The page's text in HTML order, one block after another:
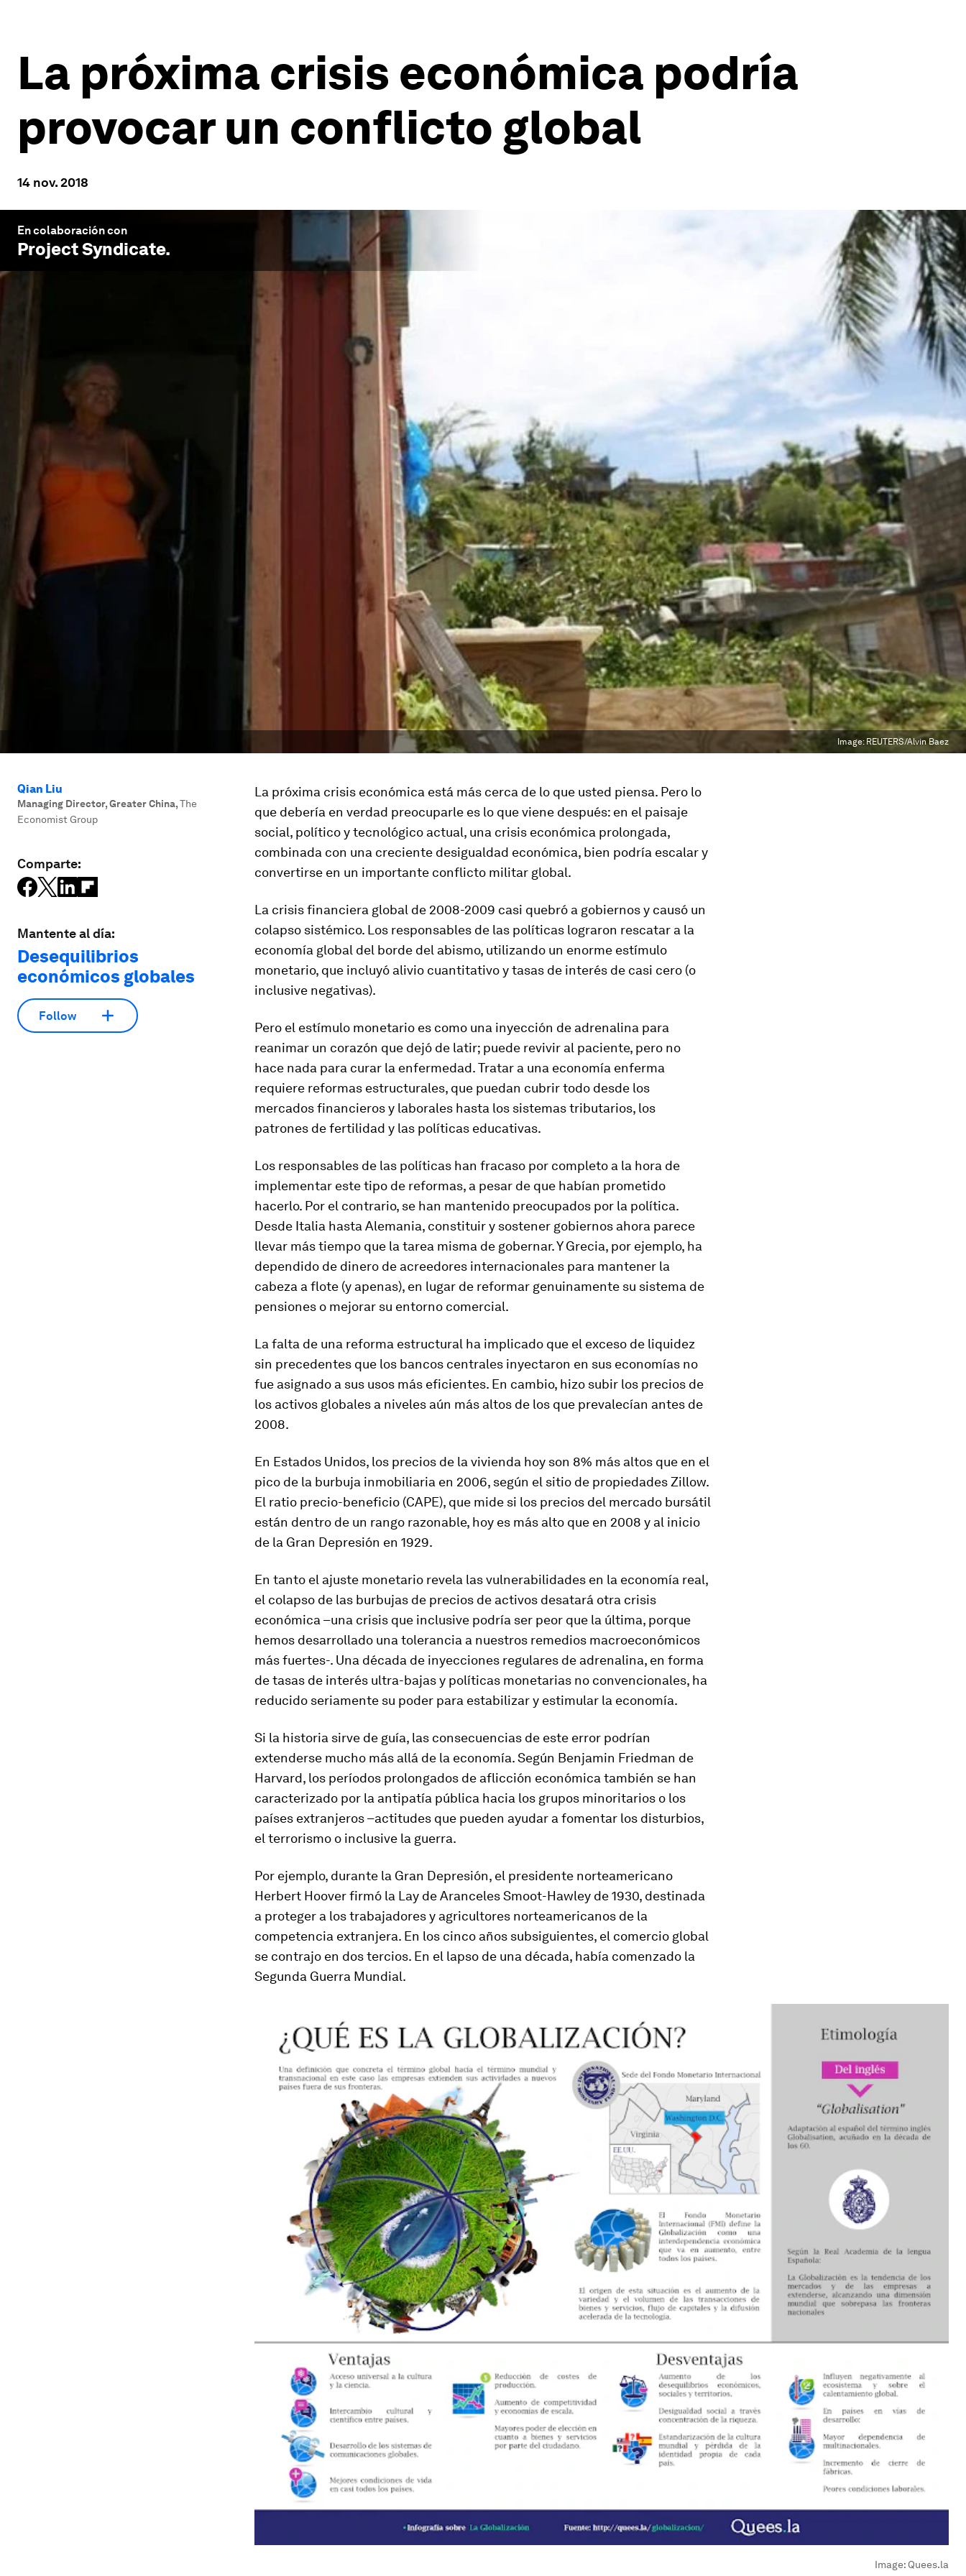
La próxima crisis económica podría
provocar un conflicto global
14 nov. 2018
En colaboración con
Project Syndicate.
Image: REUTERS/Alvin Baez
Qian Liu
Managing Director, Greater China,The
Economist Group
Comparte:
Mantente al día:
Desequilibrios
económicos globales
Follow
La próxima crisis económica está más cerca de lo que usted piensa. Pero lo
que debería en verdad preocuparle es lo que viene después: en el paisaje
social, político y tecnológico actual, una crisis económica prolongada,
combinada con una creciente desigualdad económica, bien podría escalar y
convertirse en un importante conflicto militar global.
La crisis financiera global de 2008-2009 casi quebró a gobiernos y causó un
colapso sistémico. Los responsables de las políticas lograron rescatar a la
economía global del borde del abismo, utilizando un enorme estímulo
monetario, que incluyó alivio cuantitativo y tasas de interés de casi cero (o
inclusive negativas).
Pero el estímulo monetario es como una inyección de adrenalina para
reanimar un corazón que dejó de latir; puede revivir al paciente, pero no
hace nada para curar la enfermedad. Tratar a una economía enferma
requiere reformas estructurales, que puedan cubrir todo desde los
mercados financieros y laborales hasta los sistemas tributarios, los
patrones de fertilidad y las políticas educativas.
Los responsables de las políticas han fracaso por completo a la hora de
implementar este tipo de reformas, a pesar de que habían prometido
hacerlo. Por el contrario, se han mantenido preocupados por la política.
Desde Italia hasta Alemania, constituir y sostener gobiernos ahora parece
llevar más tiempo que la tarea misma de gobernar. Y Grecia, por ejemplo, ha
dependido de dinero de acreedores internacionales para mantener la
cabeza a flote (y apenas), en lugar de reformar genuinamente su sistema de
pensiones o mejorar su entorno comercial.
La falta de una reforma estructural ha implicado que el exceso de liquidez
sin precedentes que los bancos centrales inyectaron en sus economías no
fue asignado a sus usos más eficientes. En cambio, hizo subir los precios de
los activos globales a niveles aún más altos de los que prevalecían antes de
2008.
En Estados Unidos, los precios de la vivienda hoy son 8% más altos que en el
pico de la burbuja inmobiliaria en 2006, según el sitio de propiedades Zillow.
El ratio precio-beneficio (CAPE), que mide si los precios del mercado bursátil
están dentro de un rango razonable, hoy es más alto que en 2008 y al inicio
de la Gran Depresión en 1929.
En tanto el ajuste monetario revela las vulnerabilidades en la economía real,
el colapso de las burbujas de precios de activos desatará otra crisis
económica –una crisis que inclusive podría ser peor que la última, porque
hemos desarrollado una tolerancia a nuestros remedios macroeconómicos
más fuertes-. Una década de inyecciones regulares de adrenalina, en forma
de tasas de interés ultra-bajas y políticas monetarias no convencionales, ha
reducido seriamente su poder para estabilizar y estimular la economía.
Si la historia sirve de guía, las consecuencias de este error podrían
extenderse mucho más allá de la economía. Según Benjamin Friedman de
Harvard, los períodos prolongados de aflicción económica también se han
caracterizado por la antipatía pública hacia los grupos minoritarios o los
países extranjeros –actitudes que pueden ayudar a fomentar los disturbios,
el terrorismo o inclusive la guerra.
Por ejemplo, durante la Gran Depresión, el presidente norteamericano
Herbert Hoover firmó la Lay de Aranceles Smoot-Hawley de 1930, destinada
a proteger a los trabajadores y agricultores norteamericanos de la
competencia extranjera. En los cinco años subsiguientes, el comercio global
se contrajo en dos tercios. En el lapso de una década, había comenzado la
Segunda Guerra Mundial.
Image: Quees.la